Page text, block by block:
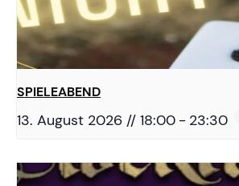
SPIELEABEND
13. August 2026 // 18:00 - 23:30